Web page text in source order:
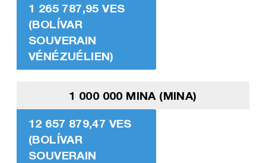
1 265 787,95 VES
(BOLÍVAR
SOUVERAIN
VÉNÉZUÉLIEN)
1 000 000 MINA (MINA)
12 657 879,47 VES
(BOLÍVAR
SOUVERAIN